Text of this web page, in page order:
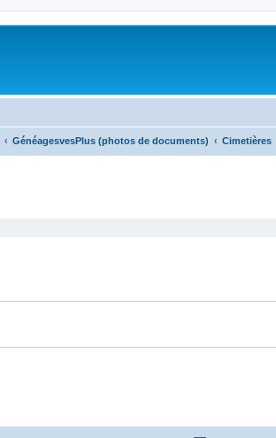
GénéagesvesPlus (photos de documents) Cimetières